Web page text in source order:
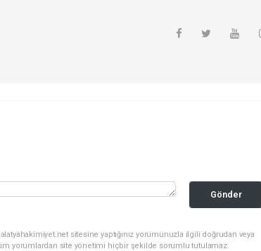
Gönder
sitesine yaptığınız yorumunuzla ilgili doğrudan veya
yorumlardan site yönetimi hiçbir şekilde sorumlu tutulamaz.